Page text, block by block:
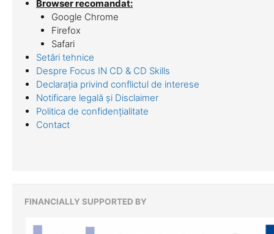
Browser recomandat:
Google Chrome
Firefox
Safari
Setări tehnice
Despre Focus IN CD & CD Skills
Declarația privind conflictul de interese
Notificare legală și Disclaimer
Politica de confidențialitate
Contact
FINANCIALLY SUPPORTED BY